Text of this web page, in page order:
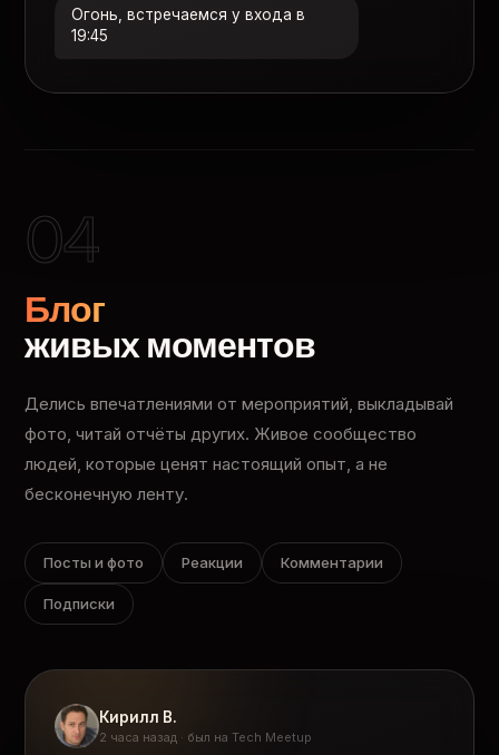
Огонь, встречаемся у входа в
19:45
04
Блог
живых моментов
Делись впечатлениями от мероприятий, выкладывай
фото, читай отчёты других. Живое сообщество
людей, которые ценят настоящий опыт, а не
бесконечную ленту.
Посты и фото Реакции Комментарии
Подписки
Кирилл В.
2 часа назад · был на Tech Meetup